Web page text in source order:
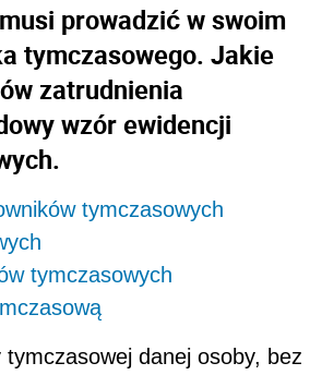
prowadzić w swoim
tymczasowego. Jakie
zatrudnienia
wzór ewidencji
tymczasowych
tymczasowych
danej osoby, bez